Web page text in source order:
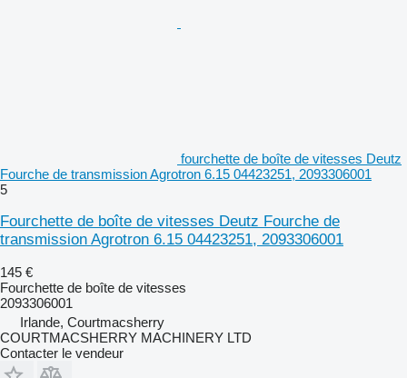
fourchette de boîte de vitesses Deutz
Fourche de transmission Agrotron 6.15 04423251, 2093306001
5
Fourchette de boîte de vitesses Deutz Fourche de
transmission Agrotron 6.15 04423251, 2093306001
145 €
Fourchette de boîte de vitesses
2093306001
Irlande, Courtmacsherry
COURTMACSHERRY MACHINERY LTD
Contacter le vendeur